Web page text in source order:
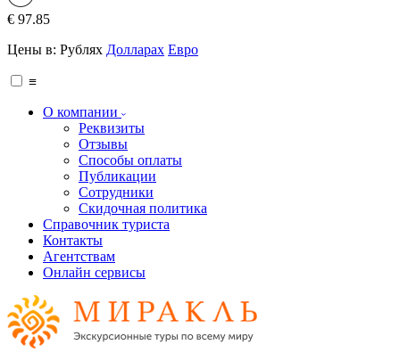
€ 97.85
Цены в: Рублях Долларах Евро
≡
О компании
Реквизиты
Отзывы
Способы оплаты
Публикации
Сотрудники
Скидочная политика
Справочник туриста
Контакты
Агентствам
Онлайн сервисы